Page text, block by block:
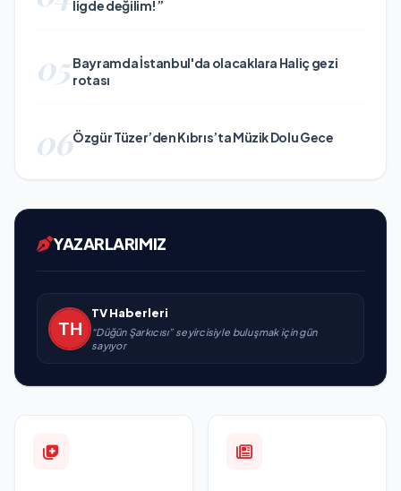
ligde değilim!”
05Bayramda İstanbul'da olacaklara Haliç gezi
rotası
06Özgür Tüzer’den Kıbrıs’ta Müzik Dolu Gece
YAZARLARIMIZ
TV Haberleri
“Düğün Şarkıcısı” seyircisiyle buluşmak için gün
sayıyor